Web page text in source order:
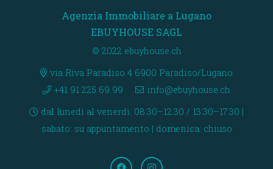
Agenzia Immobiliare a Lugano
EBUYHOUSE SAGL
© 2022 ebuyhouse.ch
via Riva Paradiso 4 6900 Paradiso/Lugano
+41 91 225 69 99
info@ebuyhouse.ch
dal lunedì al venerdì: 08:30–12:30 / 13:30–17:30 |
sabato: su appuntamento | domenica: chiuso